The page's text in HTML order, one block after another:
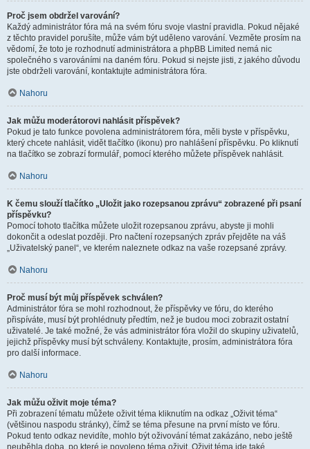
Proč jsem obdržel varování?
Každý administrátor fóra má na svém fóru svoje vlastní pravidla. Pokud nějaké
z těchto pravidel porušíte, může vám být uděleno varování. Vezměte prosím na
vědomí, že toto je rozhodnutí administrátora a phpBB Limited nemá nic
společného s varováními na daném fóru. Pokud si nejste jisti, z jakého důvodu
jste obdrželi varování, kontaktujte administrátora fóra.
Nahoru
Jak můžu moderátorovi nahlásit příspěvek?
Pokud je tato funkce povolena administrátorem fóra, měli byste v příspěvku,
který chcete nahlásit, vidět tlačítko (ikonu) pro nahlášení příspěvku. Po kliknutí
na tlačítko se zobrazí formulář, pomocí kterého můžete příspěvek nahlásit.
Nahoru
K čemu slouží tlačítko „Uložit jako rozepsanou zprávu“ zobrazené při psaní
příspěvku?
Pomocí tohoto tlačítka můžete uložit rozepsanou zprávu, abyste ji mohli
dokončit a odeslat později. Pro načtení rozepsaných zpráv přejděte na váš
„Uživatelský panel“, ve kterém naleznete odkaz na vaše rozepsané zprávy.
Nahoru
Proč musí být můj příspěvek schválen?
Administrátor fóra se mohl rozhodnout, že příspěvky ve fóru, do kterého
přispíváte, musí být prohlédnuty předtím, než je budou moci zobrazit ostatní
uživatelé. Je také možné, že vás administrátor fóra vložil do skupiny uživatelů,
jejichž příspěvky musí být schváleny. Kontaktujte, prosím, administrátora fóra
pro další informace.
Nahoru
Jak můžu oživit moje téma?
Při zobrazení tématu můžete oživit téma kliknutím na odkaz „Oživit téma“
(většinou naspodu stránky), čímž se téma přesune na první místo ve fóru.
Pokud tento odkaz nevidíte, mohlo být oživování témat zakázáno, nebo ještě
neuběhla doba, po které je povoleno téma oživit. Oživit téma jde také